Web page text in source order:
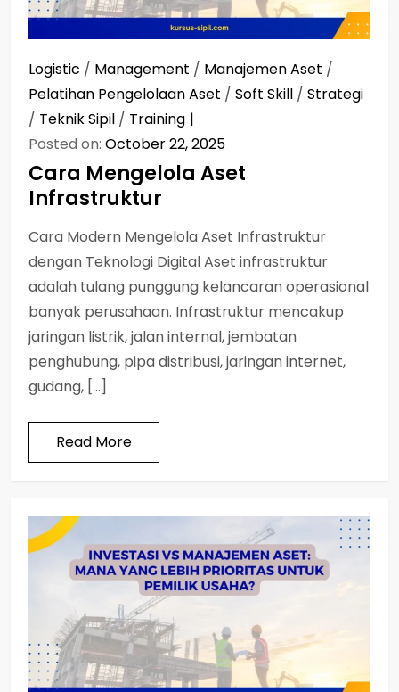
Logistic / Management / Manajemen Aset /
Pelatihan Pengelolaan Aset / Soft Skill / Strategi
/ Teknik Sipil / Training
Posted on: October 22, 2025
Cara Mengelola Aset
Infrastruktur
Cara Modern Mengelola Aset Infrastruktur
dengan Teknologi Digital Aset infrastruktur
adalah tulang punggung kelancaran operasional
banyak perusahaan. Infrastruktur mencakup
jaringan listrik, jalan internal, jembatan
penghubung, pipa distribusi, jaringan internet,
gudang, […]
Read More